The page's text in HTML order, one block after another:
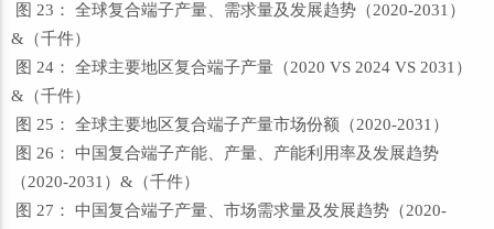
图 23： 全球复合端子产量、需求量及发展趋势（2020-2031）
&（千件）
图 24： 全球主要地区复合端子产量（2020 VS 2024 VS 2031）
&（千件）
图 25： 全球主要地区复合端子产量市场份额（2020-2031）
图 26： 中国复合端子产能、产量、产能利用率及发展趋势
（2020-2031）&（千件）
图 27： 中国复合端子产量、市场需求量及发展趋势（2020-